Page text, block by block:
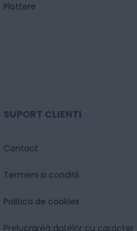
Plottere
SUPORT CLIENTI
Contact
Termeni si conditii
Politica de cookies
Prelucrarea datelor cu caracter